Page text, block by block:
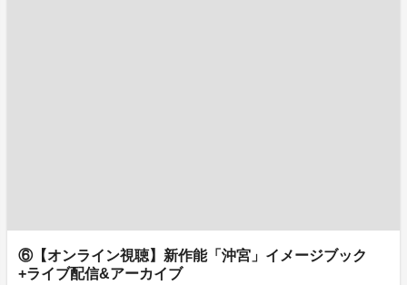
⑥【オンライン視聴】新作能「沖宮」イメージブック
+ライブ配信&アーカイブ